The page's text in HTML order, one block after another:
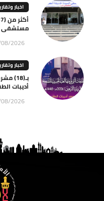
اخبار
مستشفى
2026
اخبار
أديبات
2026